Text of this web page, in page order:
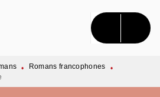
CONTENU
• Romans francophones
•